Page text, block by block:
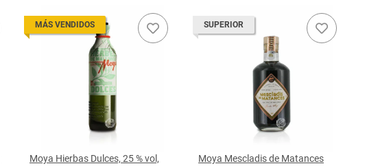
MÁS VENDIDOS
Moya Hierbas Dulces, 25 % vol,
SUPERIOR
Moya Mescladis de Matances